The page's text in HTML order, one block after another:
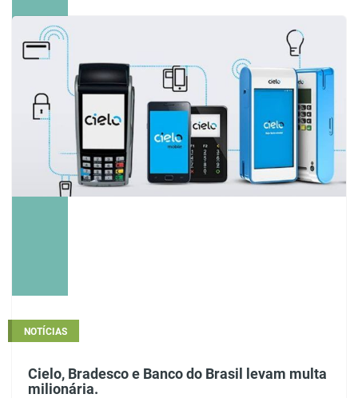
NOTÍCIAS
Cielo, Bradesco e Banco do Brasil levam multa
milionária.